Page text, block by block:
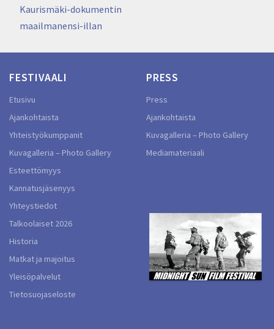
Kaurismäki-dokumentin
maailmanensi-illan
FESTIVAALI
Etusivu
Ajankohtaista
Yhteistyökumppanit
Kuvagalleria – Photo Gallery
Esteettömyys
Kannatusjäsenyys
Yhteystiedot
Talkoolaiset 2026
Historia
Matkat ja majoitus
Yleisöpalvelut
Tietosuojaseloste
PRESS
Press
Ajankohtaista
Kuvagalleria – Photo Gallery
Mediamateriaali